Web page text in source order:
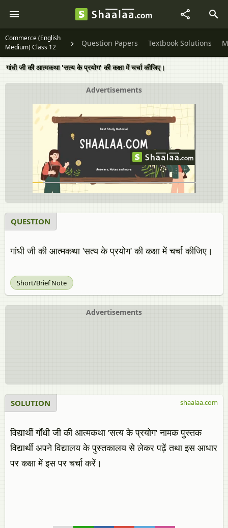
Commerce (English
Medium) Class 12
Question Papers Textbook Solutions
गांधी जी की आत्मकथा 'सत्य के प्रयोग' की कक्षा में चर्चा कीजिए।
Advertisements
QUESTION
गांधी जी की आत्मकथा 'सत्य के प्रयोग' की कक्षा में चर्चा कीजिए।
Short/Brief Note
Advertisements
SOLUTION
विद्यार्थी गाँधी जी की आत्मकथा 'सत्य के प्रयोग' नामक पुस्तक
विद्यार्थी अपने विद्यालय के पुस्तकालय से लेकर पढ़ें तथा इस आधार
पर कक्षा में इस पर चर्चा करें।
shaalaa.com